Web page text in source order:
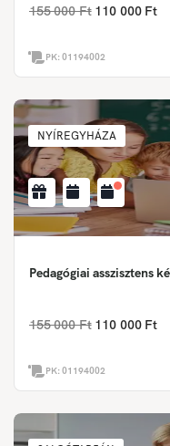
155 000 Ft 110 000 Ft
PK:01194002
NYÍREGYHÁZA
Pedagógiai asszisztens
155 000 Ft 110 000 Ft
PK:01194002